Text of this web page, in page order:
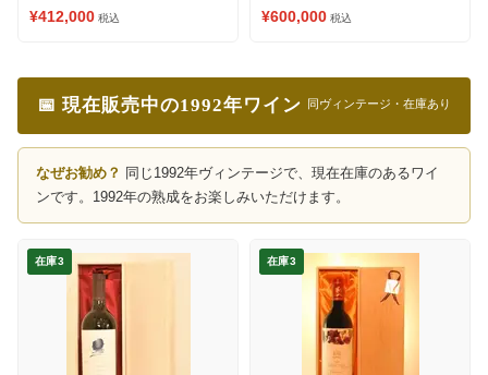
¥412,000 税込 ¥600,000 税込
📅 現在販売中の1992年ワイン 同ヴィンテージ・在庫あり
なぜお勧め？ 同じ1992年ヴィンテージで、現在在庫のあるワイ
ンです。1992年の熟成をお楽しみいただけます。
在庫3 在庫3